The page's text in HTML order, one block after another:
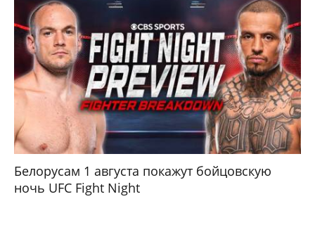
Белорусам 1 августа покажут бойцовскую
ночь UFC Fight Night